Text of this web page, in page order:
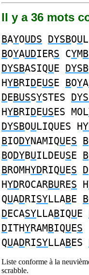
Il y a 36 mots
BAYOUDS DYSBOU
BOYAUDIERS CYMB
DYSBASIQUE DYSB
HYBRIDEUSE BOYA
DEBUSSYSTES
HYBRIDEUSES MOL
DYSBOULIQUES H
BIODYNAMIQUES B
BODYBUILDEUSE B
BROMHYDRIQUES D
HYDROCARBURES H
QUADRISYLLABE B
DECASYLLABIQUE
DITHYRAMBIQUES
QUADRISYLLABES
Liste conforme à la
scrabble.